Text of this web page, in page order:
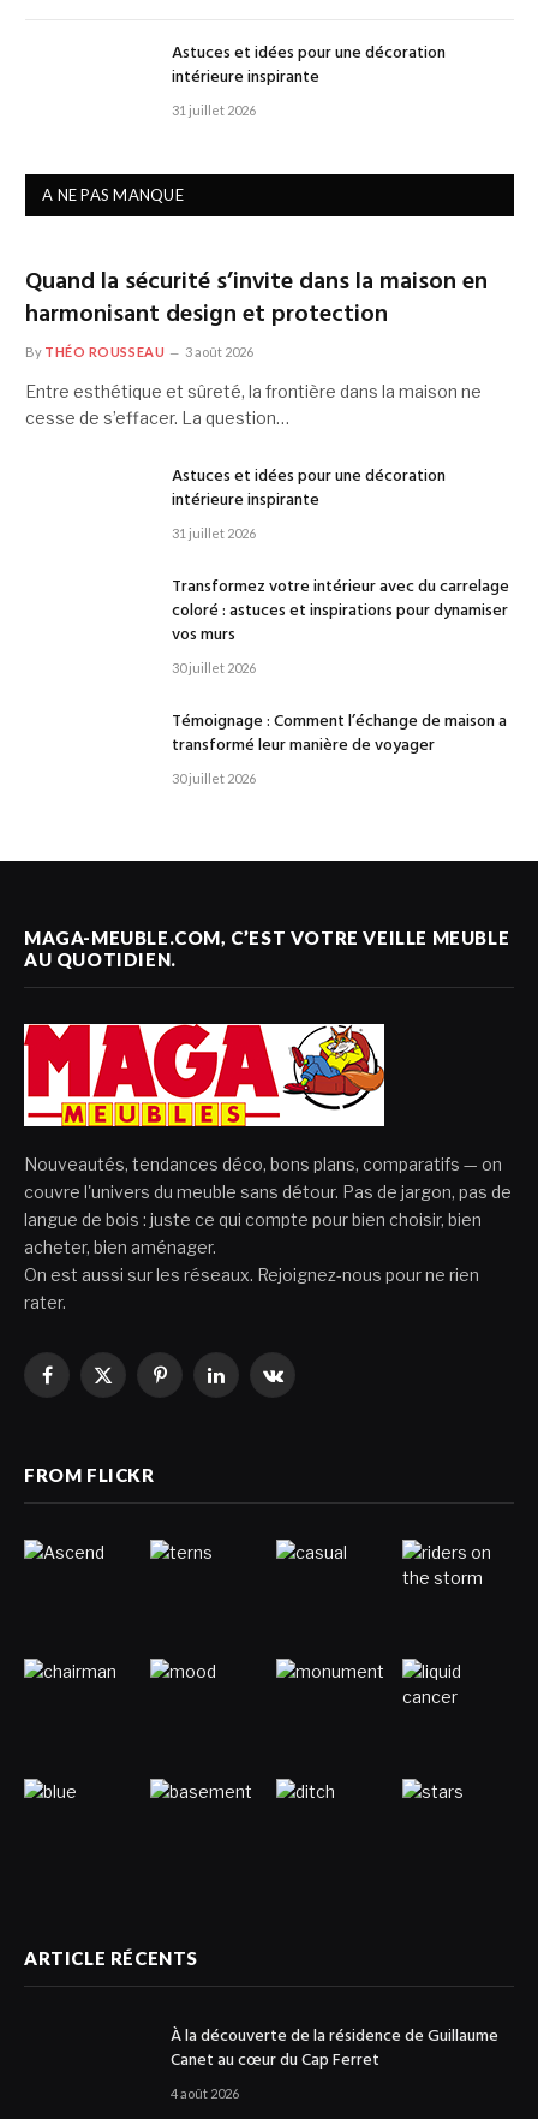
Astuces et idées pour une décoration
intérieure inspirante
31 juillet 2026
A NE PAS MANQUE
Quand la sécurité s’invite dans la maison en
harmonisant design et protection
By THÉO ROUSSEAU 3 août 2026
Entre esthétique et sûreté, la frontière dans la maison ne
cesse de s’effacer. La question…
Astuces et idées pour une décoration
intérieure inspirante
31 juillet 2026
Transformez votre intérieur avec du carrelage
coloré : astuces et inspirations pour dynamiser
vos murs
30 juillet 2026
Témoignage : Comment l’échange de maison a
transformé leur manière de voyager
30 juillet 2026
MAGA-MEUBLE.COM, C’EST VOTRE VEILLE MEUBLE
AU QUOTIDIEN.
Nouveautés, tendances déco, bons plans, comparatifs — on
couvre l'univers du meuble sans détour. Pas de jargon, pas de
langue de bois : juste ce qui compte pour bien choisir, bien
acheter, bien aménager.
On est aussi sur les réseaux. Rejoignez-nous pour ne rien
rater.
Facebook
X
PinterestLinkedInVKontakte
FROM FLICKR
ARTICLE RÉCENTS
À la découverte de la résidence de Guillaume
Canet au cœur du Cap Ferret
4 août 2026